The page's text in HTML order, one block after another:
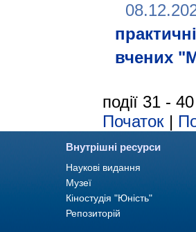
вчених
події 31 -
Початок |
Внутрішні ресурси
Наукові видання
Музеї
Кіностудія "Юність"
Репозиторій